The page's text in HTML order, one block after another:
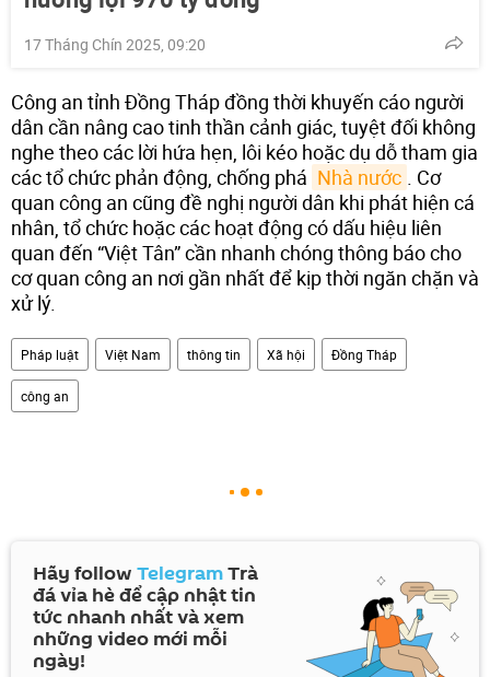
17 Tháng Chín 2025, 09:20
Công an tỉnh Đồng Tháp đồng thời khuyến cáo người
dân cần nâng cao tinh thần cảnh giác, tuyệt đối không
nghe theo các lời hứa hẹn, lôi kéo hoặc dụ dỗ tham gia
các tổ chức phản động, chống phá Nhà nước . Cơ
quan công an cũng đề nghị người dân khi phát hiện cá
nhân, tổ chức hoặc các hoạt động có dấu hiệu liên
quan đến “Việt Tân” cần nhanh chóng thông báo cho
cơ quan công an nơi gần nhất để kịp thời ngăn chặn và
xử lý.
Pháp luật Việt Nam thông tin Xã hội Đồng Tháp
công an
Hãy follow TelegramTrà
đá vỉa hè để cập nhật tin
tức nhanh nhất và xem
những video mới mỗi
ngày!